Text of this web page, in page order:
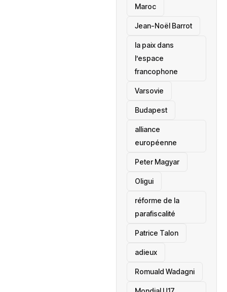
Maroc
Jean-Noël Barrot
la paix dans
l’espace
francophone
‎Varsovie
Budapest
alliance
européenne
Peter Magyar
Oligui
réforme de la
parafiscalité
Patrice Talon
adieux
Romuald Wadagni